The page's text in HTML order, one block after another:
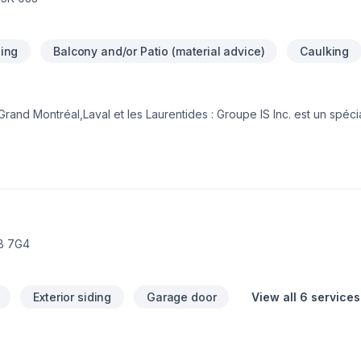
Balcony and/or Patio (material advice) Caulking
Montréal,Laval et les Laurentides : Groupe IS Inc. est un
à concrétiser vos projets les plus ambitieux. Nous
7G4
Exterior siding Garage door View all 6 services